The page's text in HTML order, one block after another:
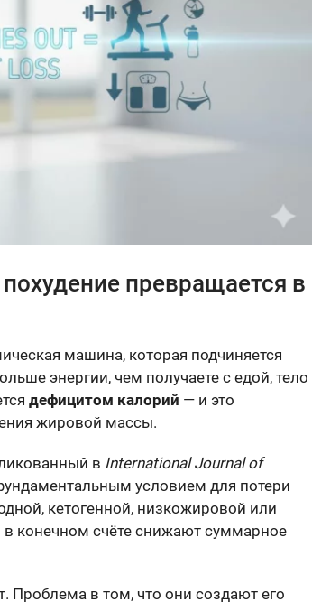
превращается в
машина, которая подчиняется
энергии, чем получаете с едой, тело
дефицитом калорий — и это
жировой массы.
в International Journal of
условием для потери
кетогенной, низкожировой или
конечном счёте снижают суммарное
Проблема в том, что они создают его